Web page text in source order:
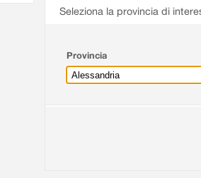
Seleziona la provincia di
Provincia